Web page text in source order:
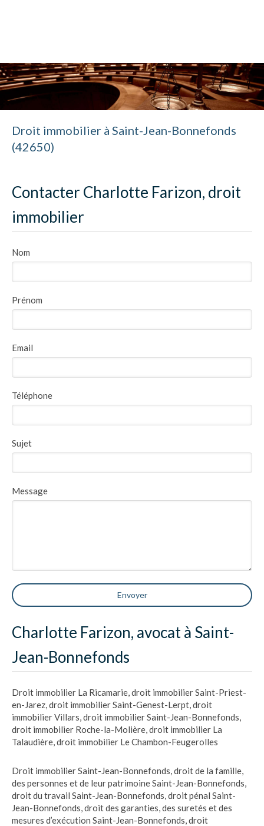
Droit immobilier à Saint-Jean-Bonnefonds
(42650)
Contacter Charlotte Farizon, droit
immobilier
Nom
Prénom
Email
Téléphone
Sujet
Message
Envoyer
Charlotte Farizon, avocat à Saint-
Jean-Bonnefonds
Droit immobilier La Ricamarie,droit immobilier Saint-Priest-
en-Jarez,droit immobilier Saint-Genest-Lerpt,droit
immobilier Villars,droit immobilier Saint-Jean-Bonnefonds,
droit immobilier Roche-la-Molière,droit immobilier La
Talaudière,droit immobilier Le Chambon-Feugerolles
Droit immobilier Saint-Jean-Bonnefonds,droit de la famille,
des personnes et de leur patrimoine Saint-Jean-Bonnefonds,
droit du travail Saint-Jean-Bonnefonds,droit pénal Saint-
Jean-Bonnefonds,droit des garanties, des suretés et des
mesures d’exécution Saint-Jean-Bonnefonds,droit